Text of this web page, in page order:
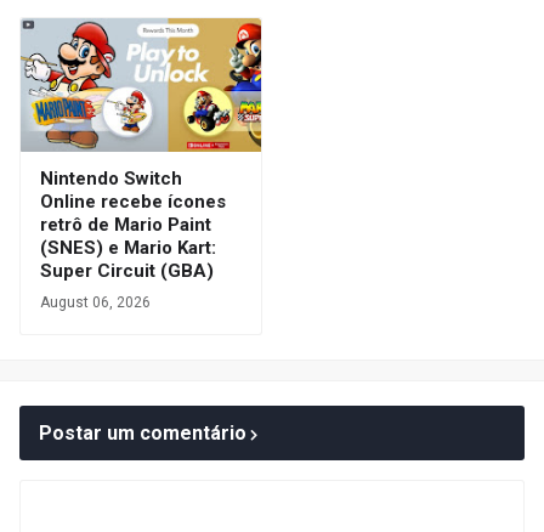
Nintendo Switch
Online recebe ícones
retrô de Mario Paint
(SNES) e Mario Kart:
Super Circuit (GBA)
August 06, 2026
Postar um comentário